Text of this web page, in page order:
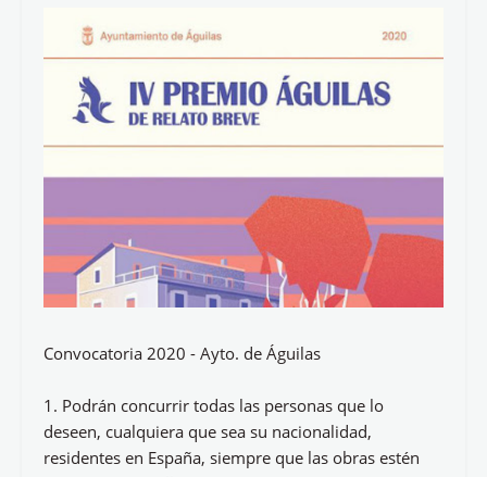
Convocatoria 2020 - Ayto. de Águilas
1. Podrán concurrir todas las personas que lo
deseen, cualquiera que sea su nacionalidad,
residentes en España, siempre que las obras estén